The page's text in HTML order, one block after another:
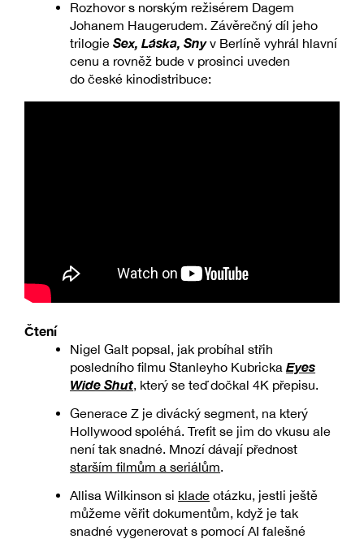
Rozhovor s norským režisérem Dagem
Johanem Haugerudem. Závěrečný díl jeho
trilogieSex, Láska, Snyv Berlíně vyhrál hlavní
cenu a rovněž bude v prosinci uveden
do české kinodistribuce:
Čtení
Nigel Galt popsal, jak probíhal střih
posledního filmu Stanleyho KubrickaEyes
Wide Shut, který se teď dočkal 4K přepisu.
Generace Z je divácký segment, na který
Hollywood spoléhá. Trefit se jim do vkusu ale
není tak snadné. Mnozí dávají přednost
starším filmům a seriálům.
Allisa Wilkinson si klade otázku, jestli ještě
můžeme věřit dokumentům, když je tak
snadné vygenerovat s pomocí AI falešné